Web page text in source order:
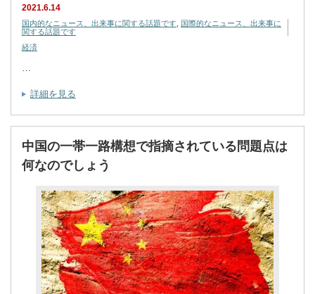
2021.6.14
国内的なニュース、出来事に関する話題です
国際的なニュース、出来事に
関する話題です
経済
詳細を見る
中国の一帯一路構想で指摘されている問題点は
何なのでしょう